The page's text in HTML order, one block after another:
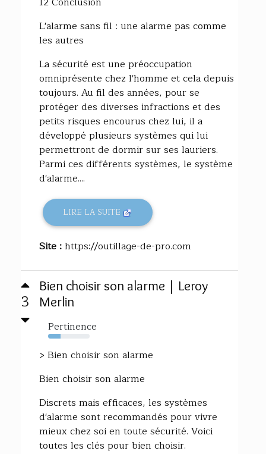
L'alarme sans fil : une alarme pas comme
les autres
La sécurité est une préoccupation
omniprésente chez l'homme et cela depuis
toujours. Au fil des années, pour se
protéger des diverses infractions et des
petits risques encourus chez lui, il a
développé plusieurs systèmes qui lui
permettront de dormir sur ses lauriers.
Parmi ces différents systèmes, le système
d'alarme....
LIRE LA SUITE
Site :https://outillage-de-pro.com
3
Bien choisir son alarme | Leroy
Merlin
Pertinence
30%
> Bien choisir son alarme
Bien choisir son alarme
Discrets mais efficaces, les systèmes
d'alarme sont recommandés pour vivre
mieux chez soi en toute sécurité. Voici
toutes les clés pour bien choisir.